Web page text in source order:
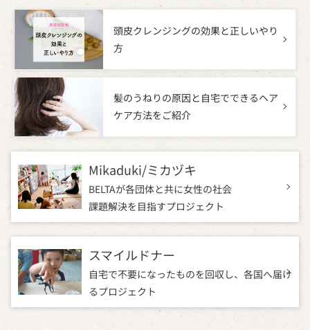
・DM 等の方法による当社及び第三者の商品、サ
ービスに関する情報提供や広告配信のため
3.個人情報の取得方法
当社は、以下の場合に個人情報を取得させていただ
きます。
当社への情報のご提供はすべて任意となっておりま
す。 ただし、ご提供いただけない場合は、各種サー
ビス等をご利用できないことがあります。
a ）当社サービス等（商品、広告、コンテンツ等）
の利用や閲覧に伴って、お客様ご自身にご入力
いただく場合
b ）お客様から口頭または書面等により直接提
供いただく場合
c ）お客様から同意を得た第三者から間接的に提
供を受ける場合
d ）刊行物やインターネット等で公開された個
人情報を取得する場合
頭皮クレンジングの効果と正しいやり
方
髪のうねりの原因と自宅でできるヘア
ケア方法をご紹介
Mikaduki/ミカヅキ
BELTAが各団体と共に女性の社会
課題解決を目指すプロジェクト
スマイルドナー
自宅で不要になったものを回収し、 各国へ届け
るプロジェクト